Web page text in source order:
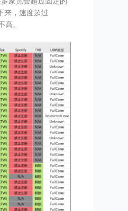
来，速度超过
。